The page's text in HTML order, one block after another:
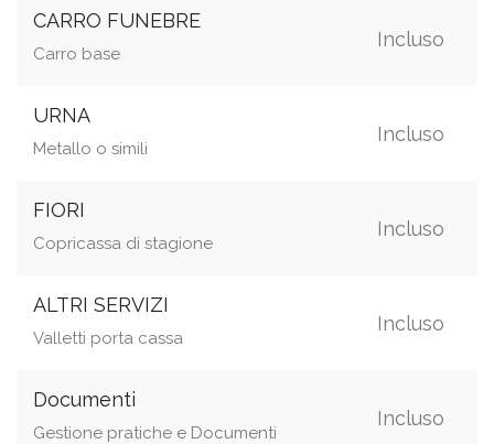
CARRO FUNEBRE
Carro base
Incluso
URNA
Metallo o simili
Incluso
FIORI
Copricassa di stagione
Incluso
ALTRI SERVIZI
Valletti porta cassa
Incluso
Documenti
Gestione pratiche e Documenti
Incluso